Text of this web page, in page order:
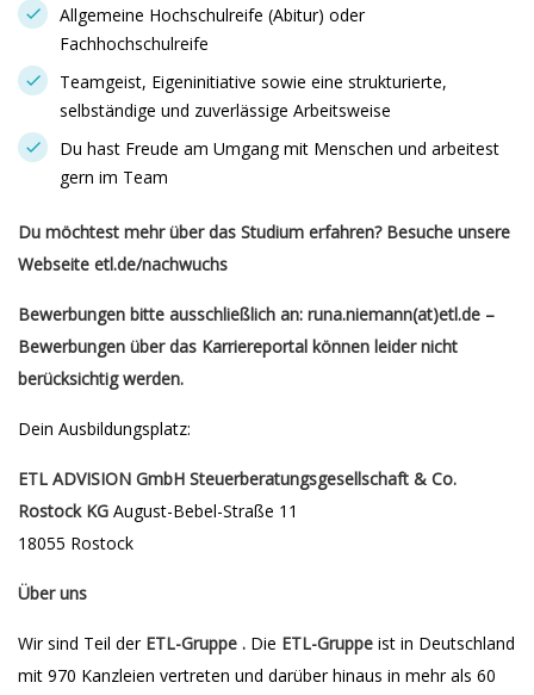
Allgemeine Hochschulreife (Abitur) oder
Fachhochschulreife
Teamgeist, Eigeninitiative sowie eine strukturierte,
selbständige und zuverlässige Arbeitsweise
Du hast Freude am Umgang mit Menschen und arbeitest
gern im Team
Du möchtest mehr über das Studium erfahren? Besuche unsere
Webseite etl.de/nachwuchs
Bewerbungen bitte ausschließlich an: runa.niemann(at)etl.de –
Bewerbungen über das Karriereportal können leider nicht
berücksichtig werden.
Dein Ausbildungsplatz:
ETL ADVISION GmbH Steuerberatungsgesellschaft & Co.
Rostock KG August-Bebel-Straße 11
18055 Rostock
Über uns
Wir sind Teil der ETL-Gruppe . Die ETL-Gruppe ist in Deutschland
mit 970 Kanzleien vertreten und darüber hinaus in mehr als 60